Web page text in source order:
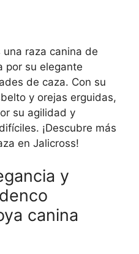
una raza canina de
por su elegante
de caza. Con su
y orejas erguidas,
su agilidad y
¡Descubre más
en Jalicross!
y
canina